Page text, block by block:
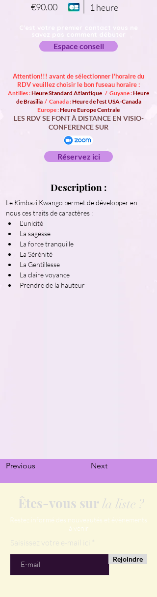
€90.00 1 heure
Espace conseil
Attention!!! avant de sélectionner l'horaire du
RDV veuillez choisir le bon fuseau horaire :
Antilles :Heure Standard Atlantique / Guyane :Heure
de Brasilia / Canada :Heure de l'est USA-Canada
Europe :Heure Europe Centrale
LES RDV SE FONT À DISTANCE EN VISIO-
CONFERENCE SUR
Réservez ici
Description :
Le Kimbazi Kwango permet de développer en
nous ces traits de caractères :
L'unicité
La sagesse
La force tranquille
La Sérénité
La Gentillesse
La claire voyance
Prendre de la hauteur
Previous Next
Êtes-vous sur la liste ?
Restez informé des nouveautés et évènements
à venir
Saisissez votre e-mail ici
Rejoindre